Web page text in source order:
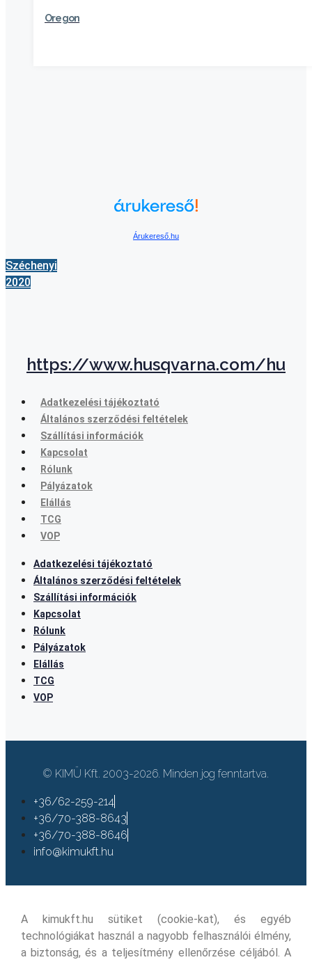
Oregon
Árukereső.hu
Széchenyi
2020
https://www.husqvarna.com/hu
Adatkezelési tájékoztató
Általános szerződési feltételek
Szállítási információk
Kapcsolat
Rólunk
Pályázatok
Elállás
TCG
VOP
Adatkezelési tájékoztató
Általános szerződési feltételek
Szállítási információk
Kapcsolat
Rólunk
Pályázatok
Elállás
TCG
VOP
© KIMÜ Kft. 2003-2026. Minden jog fenntartva.
+36/62-259-214
+36/70-388-8643
+36/70-388-8646
info@kimukft.hu
A kimukft.hu sütiket (cookie-kat), és egyéb
technológiákat használ a nagyobb felhasználói élmény,
a biztonság, és a teljesítmény ellenőrzése céljából. A